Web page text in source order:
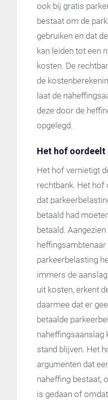
ook bij gratis
bestaat om de
gebruiken en dat
kan leiden tot een
kosten. De
de
laat de
deze door de
opgelegd.
Het hof oordeelt
Het hof vernietigt
rechtbank. Het
dat
betaald had
betaald. Aangezien
heffingsambtenaar
parkeerbelasting
immers de
uit kosten, erkent
daarmee dat er
betaalde
naheffingsaanslag
stand blijven. Het
argumenten dat
naheffing bestaat,
is gedaan of